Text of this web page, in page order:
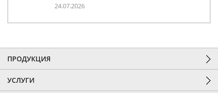
24.07.2026
ПРОДУКЦИЯ
УСЛУГИ